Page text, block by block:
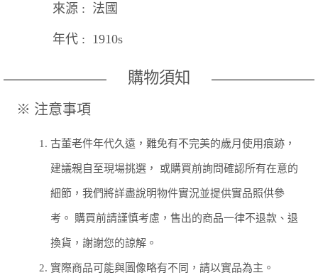
來源 : 法國
年代 : 1910s
購物須知
※ 注意事項
1. 古董老件年代久遠，難免有不完美的歲月使用痕跡，
建議親自至現場挑選， 或購買前詢問確認所有在意的
細節，我們將詳盡說明物件實況並提供實品照供參
考。 購買前請謹慎考慮，售出的商品一律不退款、退
換貨，謝謝您的諒解。
2. 實際商品可能與圖像略有不同，請以實品為主。